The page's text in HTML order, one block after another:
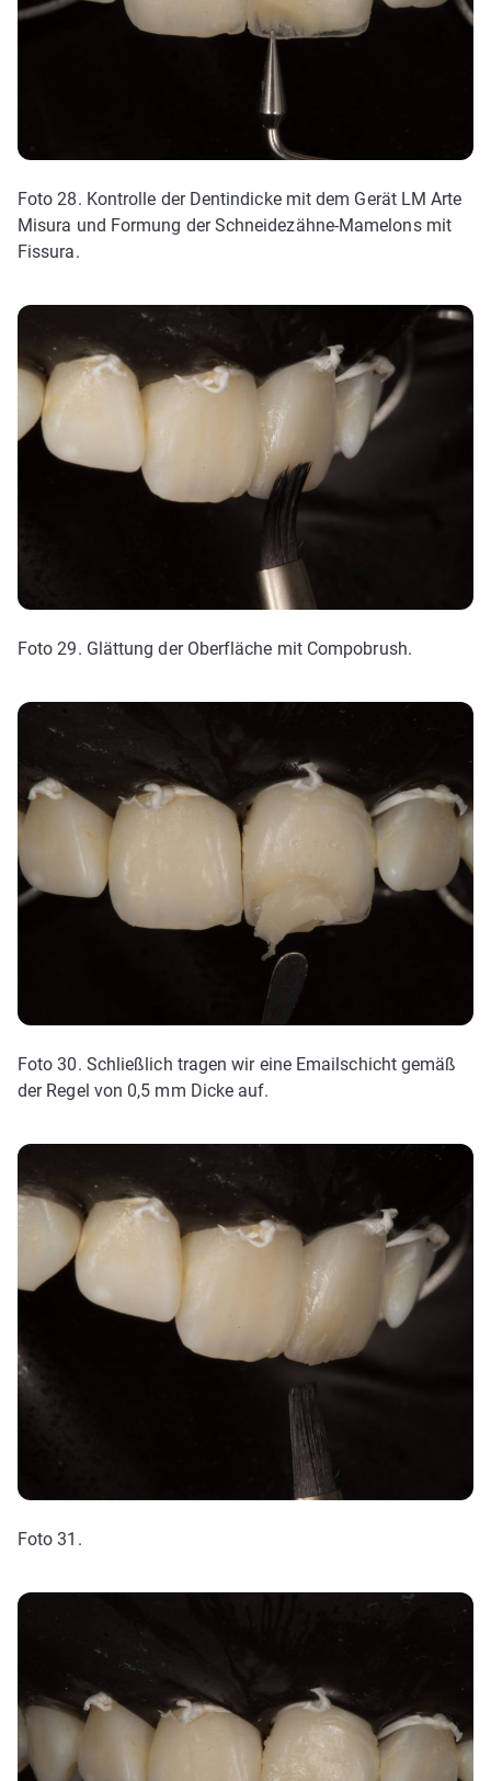
Foto 28. Kontrolle der Dentindicke mit dem Gerät LM Arte
Misura und Formung der Schneidezähne-Mamelons mit
Fissura.
Foto 29. Glättung der Oberfläche mit Compobrush.
Foto 30. Schließlich tragen wir eine Emailschicht gemäß
der Regel von 0,5 mm Dicke auf.
Foto 31.